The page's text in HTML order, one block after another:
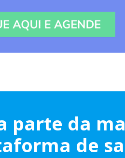
parte da
de